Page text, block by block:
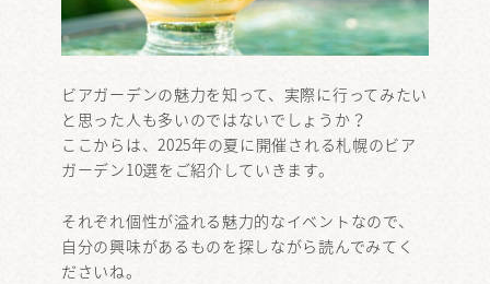
ビアガーデンの魅力を知って、実際に行ってみたい
と思った人も多いのではないでしょうか？
ここからは、2025年の夏に開催される札幌のビア
ガーデン10選をご紹介していきます。
それぞれ個性が溢れる魅力的なイベントなので、
自分の興味があるものを探しながら読んでみてく
ださいね。